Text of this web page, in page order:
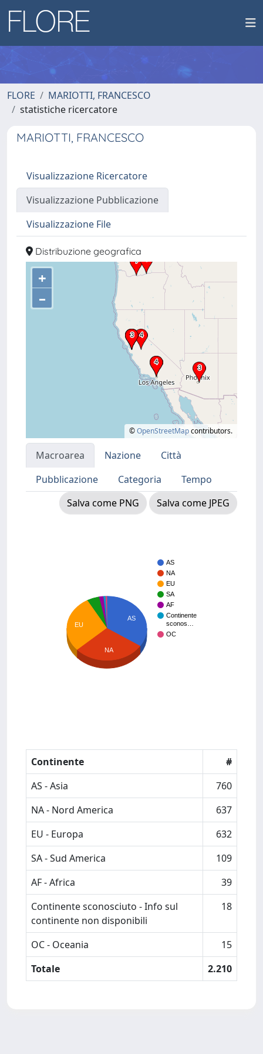
FLORE
MARIOTTI, FRANCESCO
statistiche ricercatore
MARIOTTI, FRANCESCO
Visualizzazione Ricercatore
Visualizzazione Pubblicazione
Visualizzazione File
Distribuzione geografica
+
–
©OpenStreetMapcontributors.
Macroarea Nazione
Città
Pubblicazione
Categoria
Tempo
Salva come PNG
Salva come JPEG
AS
NA
EU
SA
AF
Continente
sconos…
OC
AS
EU
NA
Continente
#
AS - Asia
760
NA - Nord America
637
EU - Europa
632
SA - Sud America
109
AF - Africa
39
Continente sconosciuto - Info sul
continente non disponibili
18
OC - Oceania
15
Totale
2.210